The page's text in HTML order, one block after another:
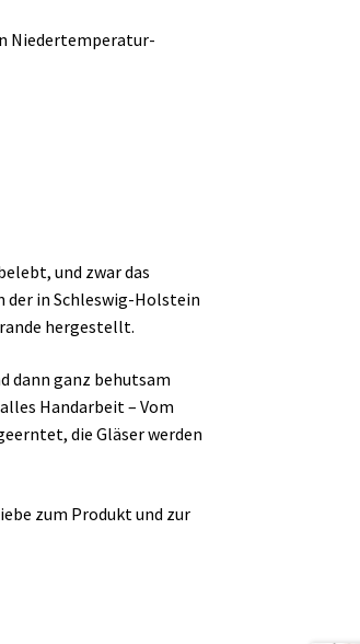
Niedertemperatur-
und zwar das
der in Schleswig-Holstein
hergestellt.
dann ganz behutsam
Handarbeit – Vom
die Gläser werden
zum Produkt und zur